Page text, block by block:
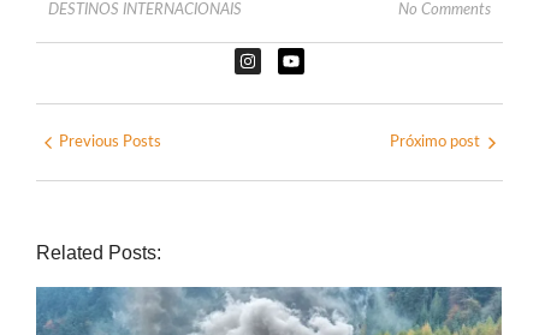
DESTINOS INTERNACIONAIS No Comments
Previous Posts Próximo post
Related Posts: